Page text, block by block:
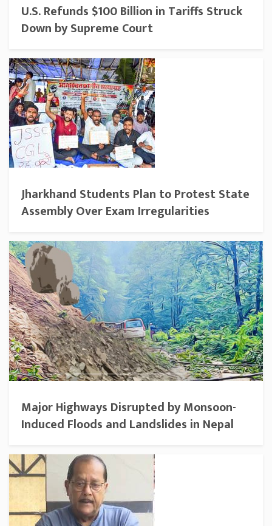
U.S. Refunds $100 Billion in Tariffs Struck
Down by Supreme Court
Jharkhand Students Plan to Protest State
Assembly Over Exam Irregularities
Major Highways Disrupted by Monsoon-
Induced Floods and Landslides in Nepal